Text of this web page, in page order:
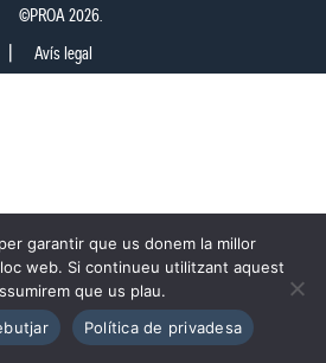
©PROA 2026.
Avís legal
garantir que us donem la millor
web. Si continueu utilitzant aquest
que us plau.
Política de privadesa